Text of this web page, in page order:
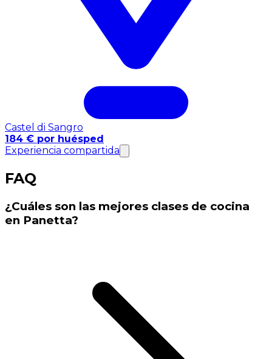
Castel di Sangro
184 € por huésped
Experiencia compartida
FAQ
¿Cuáles son las mejores clases de cocina
en Panetta?